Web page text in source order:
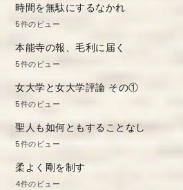
時間を無駄にするなかれ
5件のビュー
本能寺の報、毛利に届く
5件のビュー
女大学と女大学評論 その①
5件のビュー
聖人も如何ともすることなし
5件のビュー
柔よく剛を制す
4件のビュー